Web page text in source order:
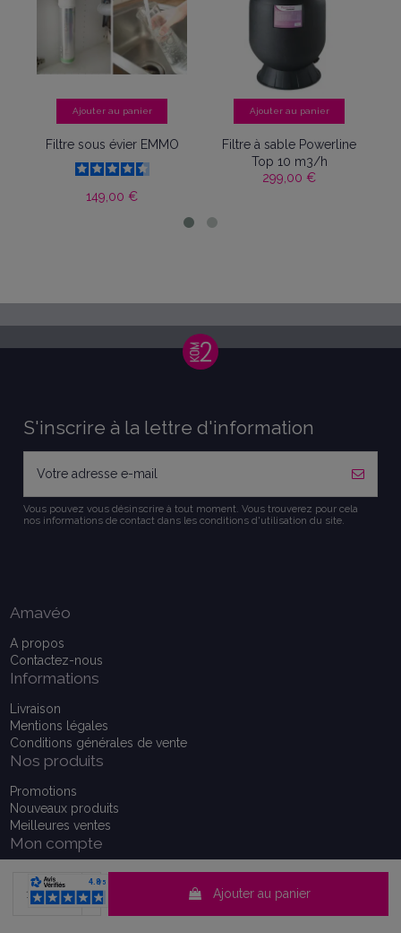
Ajouter au panier
au panier
évier EMMO
Ajouter au panier
Filtre à sable Powerline
Buse de
S'inscrire à la lettre d'information
Vous pouvez vous désinscrire à tout moment. Vous trouverez pour cela
nos informations de contact dans les conditions d'utilisation du site.
Amavéo
A propos
Contactez-nous
Informations
Livraison
Mentions légales
Conditions générales de vente
Nos produits
Promotions
Nouveaux produits
Meilleures ventes
Mon compte
Mon compte
Historique de vos commandes
Consentement aux cookies